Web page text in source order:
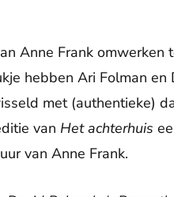
Anne Frank omwerken
hebben Ari Folman en
met (authentieke)
van Het achterhuis
van Anne Frank.